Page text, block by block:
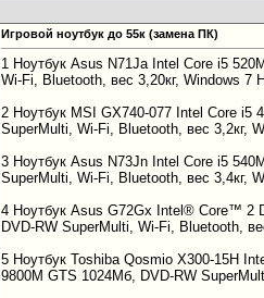
Игровой ноутбук до 55к (замена ПК)
1 Ноутбук Asus N71Ja Intel Core i5
Wi-Fi, Bluetooth, вес 3,20кг, Windows 7
2 Ноутбук MSI GX740-077 Intel Core i5
SuperMulti, Wi-Fi, Bluetooth, вес 3,2кг,
3 Ноутбук Asus N73Jn Intel Core i5
SuperMulti, Wi-Fi, Bluetooth, вес 3,4кг,
4 Ноутбук Asus G72Gx Intel® Core™ 2
DVD-RW SuperMulti, Wi-Fi, Bluetooth,
5 Ноутбук Toshiba Qosmio X300-15H
9800M GTS 1024Мб, DVD-RW